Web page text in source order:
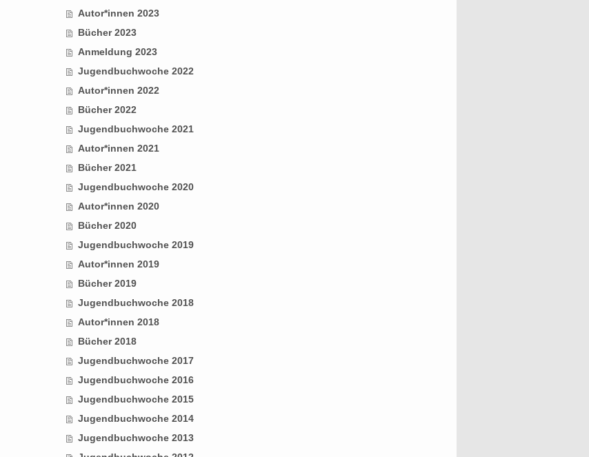
Autor*innen 2023
Bücher 2023
Anmeldung 2023
Jugendbuchwoche 2022
Autor*innen 2022
Bücher 2022
Jugendbuchwoche 2021
Autor*innen 2021
Bücher 2021
Jugendbuchwoche 2020
Autor*innen 2020
Bücher 2020
Jugendbuchwoche 2019
Autor*innen 2019
Bücher 2019
Jugendbuchwoche 2018
Autor*innen 2018
Bücher 2018
Jugendbuchwoche 2017
Jugendbuchwoche 2016
Jugendbuchwoche 2015
Jugendbuchwoche 2014
Jugendbuchwoche 2013